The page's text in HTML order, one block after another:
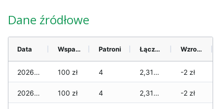
Dane źródłowe
Data Wsparcie Patroni Łącznie Wzrost (28 dni)
2026-08-09 100 zł 4 2,310 zł -2 zł
2026-08-08 100 zł 4 2,310 zł -2 zł